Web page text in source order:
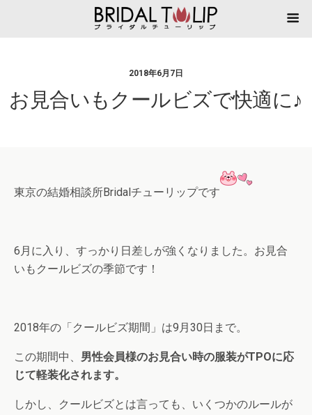
2018年6月7日
お見合いもクールビズで快適に♪
東京の結婚相談所Bridalチューリップです
6月に入り、すっかり日差しが強くなりました。お見合
いもクールビズの季節です！
2018年の「クールビズ期間」は9月30日まで。
この期間中、 男性会員様のお見合い時の服装がTPOに応
じて軽装化されます。
しかし、クールビズとは言っても、いくつかのルールが